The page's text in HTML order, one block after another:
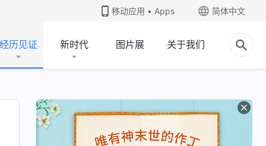
移动应用 • Apps 简体中文
经历见证 新时代 图片展 关于我们